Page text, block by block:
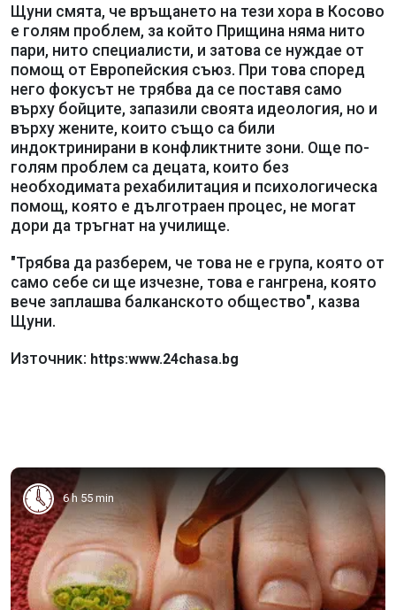
Щуни смята, че връщането на тези хора в Косово
е голям проблем, за който Прищина няма нито
пари, нито специалисти, и затова се нуждае от
помощ от Европейския съюз. При това според
него фокусът не трябва да се поставя само
върху бойците, запазили своята идеология, но и
върху жените, които също са били
индоктринирани в конфликтните зони. Още по-
голям проблем са децата, които без
необходимата рехабилитация и психологическа
помощ, която е дълготраен процес, не могат
дори да тръгнат на училище.
"Трябва да разберем, че това не е група, която от
само себе си ще изчезне, това е гангрена, която
вече заплашва балканското общество", казва
Щуни.
Източник: https:www.24chasa.bg
6 h 55 min